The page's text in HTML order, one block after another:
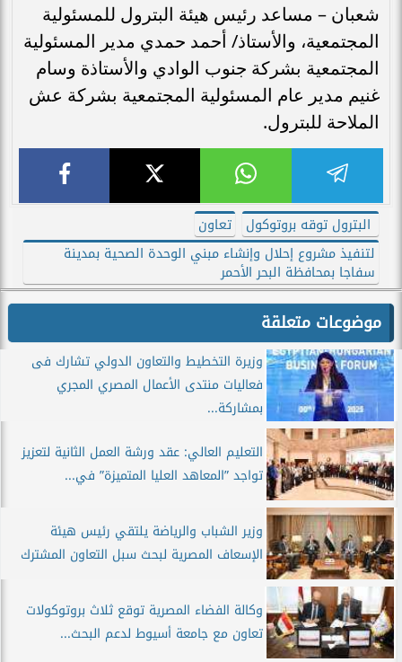
شعبان – مساعد رئيس هيئة البترول للمسئولية
المجتمعية، والأستاذ/ أحمد حمدي مدير المسئولية
المجتمعية بشركة جنوب الوادي والأستاذة وسام
غنيم مدير عام المسئولية المجتمعية بشركة عش
الملاحة للبترول.
تعاون
لتنفيذ مشروع إحلال وإنشاء مبني الوحدة الصحية بمدينة
سفاجا بمحافظة البحر الأحمر
موضوعات متعلقة
وزيرة التخطيط والتعاون الدولي تشارك فى
فعاليات منتدى الأعمال المصري المجري
بمشاركة...
التعليم العالي: عقد ورشة العمل الثانية لتعزيز
تواجد ”المعاهد العليا المتميزة” في...
وزير الشباب والرياضة يلتقي رئيس هيئة
الإسعاف المصرية لبحث سبل التعاون المشترك
وكالة الفضاء المصرية توقع ثلاث بروتوكولات
تعاون مع جامعة أسيوط لدعم البحث...